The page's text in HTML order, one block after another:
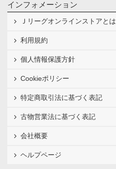
インフォメーション
Ｊリーグオンラインストアとは
利用規約
個人情報保護方針
Cookieポリシー
特定商取引法に基づく表記
古物営業法に基づく表記
会社概要
ヘルプページ